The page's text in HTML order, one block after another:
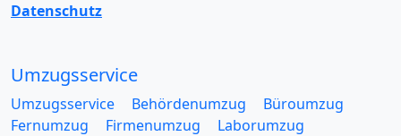
Datenschutz
Umzugsservice
Umzugsservice Behördenumzug
Büroumzug
Fernumzug
Firmenumzug
Laborumzug